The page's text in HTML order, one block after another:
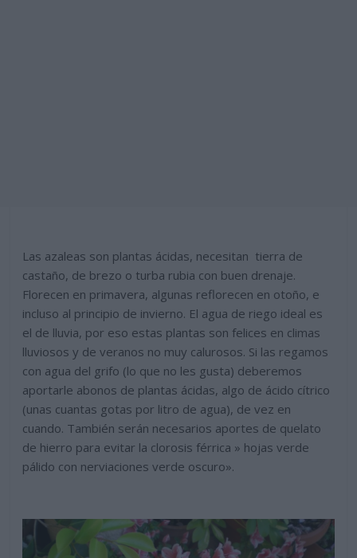
Las azaleas son plantas ácidas, necesitan tierra de
castaño, de brezo o turba rubia con buen drenaje.
Florecen en primavera, algunas reflorecen en otoño, e
incluso al principio de invierno. El agua de riego ideal es
el de lluvia, por eso estas plantas son felices en climas
lluviosos y de veranos no muy calurosos. Si las regamos
con agua del grifo (lo que no les gusta) deberemos
aportarle abonos de plantas ácidas, algo de ácido cítrico
(unas cuantas gotas por litro de agua), de vez en
cuando. También serán necesarios aportes de quelato
de hierro para evitar la clorosis férrica » hojas verde
pálido con nerviaciones verde oscuro».